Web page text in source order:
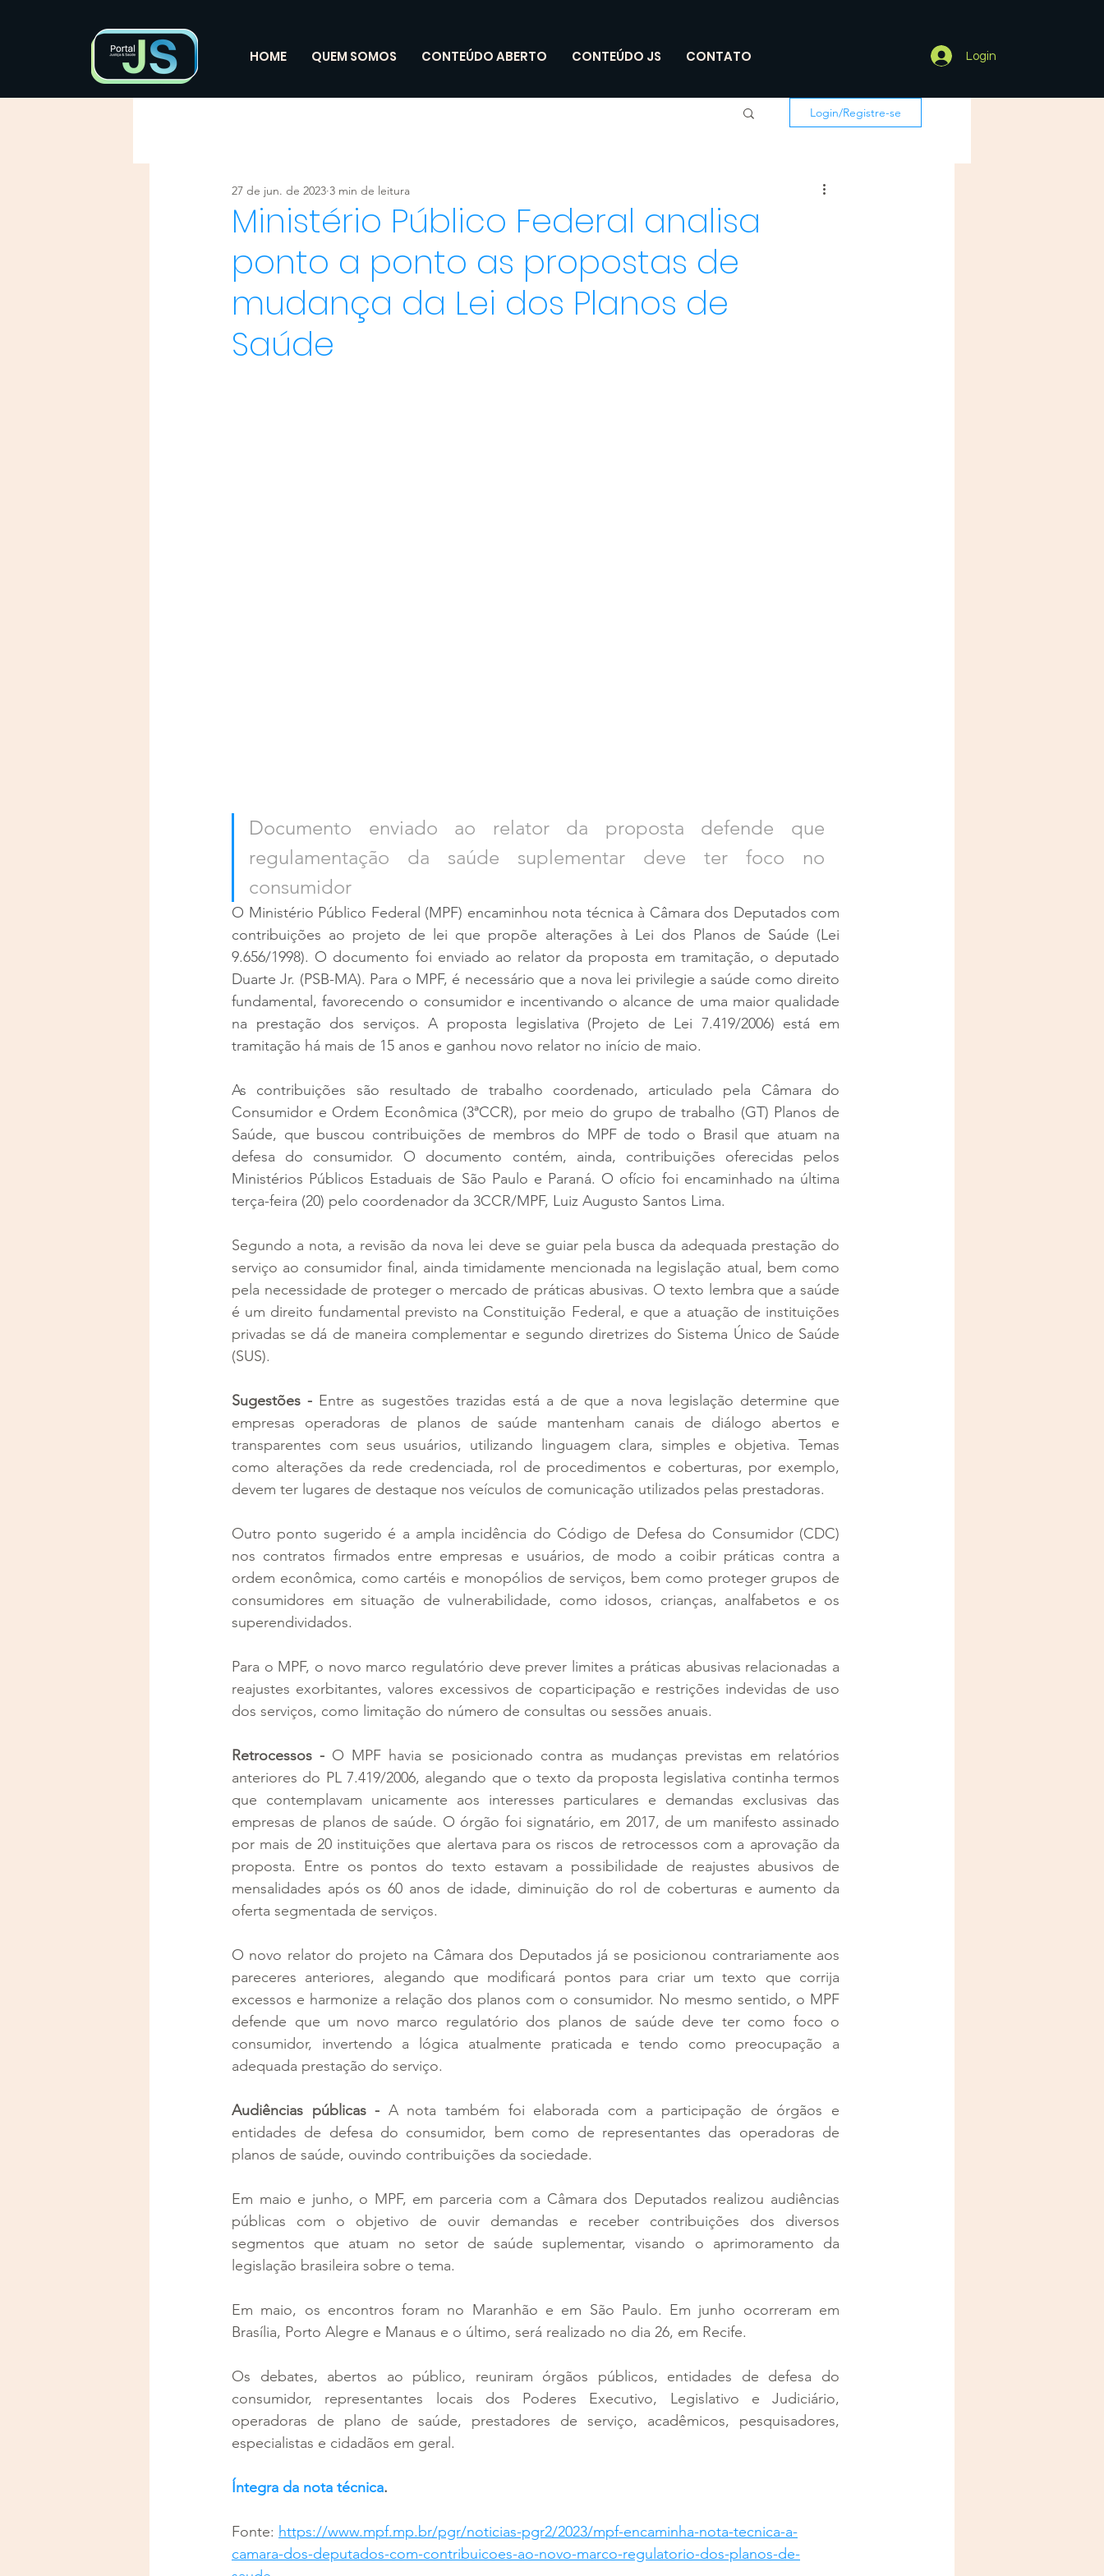
HOME QUEM SOMOS CONTEÚDO ABERTO CONTEÚDO JS CONTATO Login
Login/Registre-se
Ministério Público Federal analisa
ponto a ponto as propostas de
mudança da Lei dos Planos de
Saúde
27 de jun. de 2023 3 min de leitura
Documento enviado ao relator da proposta defende que
regulamentação da saúde suplementar deve ter foco no
consumidor
O Ministério Público Federal (MPF) encaminhou nota técnica à Câmara dos Deputados com
contribuições ao projeto de lei que propõe alterações à Lei dos Planos de Saúde (Lei
9.656/1998). O documento foi enviado ao relator da proposta em tramitação, o deputado
Duarte Jr. (PSB-MA). Para o MPF, é necessário que a nova lei privilegie a saúde como direito
fundamental, favorecendo o consumidor e incentivando o alcance de uma maior qualidade
na prestação dos serviços. A proposta legislativa (Projeto de Lei 7.419/2006) está em
tramitação há mais de 15 anos e ganhou novo relator no início de maio.
As contribuições são resultado de trabalho coordenado, articulado pela Câmara do
Consumidor e Ordem Econômica (3ªCCR), por meio do grupo de trabalho (GT) Planos de
Saúde, que buscou contribuições de membros do MPF de todo o Brasil que atuam na
defesa do consumidor. O documento contém, ainda, contribuições oferecidas pelos
Ministérios Públicos Estaduais de São Paulo e Paraná. O ofício foi encaminhado na última
terça-feira (20) pelo coordenador da 3CCR/MPF, Luiz Augusto Santos Lima.
Segundo a nota, a revisão da nova lei deve se guiar pela busca da adequada prestação do
serviço ao consumidor final, ainda timidamente mencionada na legislação atual, bem como
pela necessidade de proteger o mercado de práticas abusivas. O texto lembra que a saúde
é um direito fundamental previsto na Constituição Federal, e que a atuação de instituições
privadas se dá de maneira complementar e segundo diretrizes do Sistema Único de Saúde
(SUS).
Sugestões - Entre as sugestões trazidas está a de que a nova legislação determine que
empresas operadoras de planos de saúde mantenham canais de diálogo abertos e
transparentes com seus usuários, utilizando linguagem clara, simples e objetiva. Temas
como alterações da rede credenciada, rol de procedimentos e coberturas, por exemplo,
devem ter lugares de destaque nos veículos de comunicação utilizados pelas prestadoras.
Outro ponto sugerido é a ampla incidência do Código de Defesa do Consumidor (CDC)
nos contratos firmados entre empresas e usuários, de modo a coibir práticas contra a
ordem econômica, como cartéis e monopólios de serviços, bem como proteger grupos de
consumidores em situação de vulnerabilidade, como idosos, crianças, analfabetos e os
superendividados.
Para o MPF, o novo marco regulatório deve prever limites a práticas abusivas relacionadas a
reajustes exorbitantes, valores excessivos de coparticipação e restrições indevidas de uso
dos serviços, como limitação do número de consultas ou sessões anuais.
Retrocessos - O MPF havia se posicionado contra as mudanças previstas em relatórios
anteriores do PL 7.419/2006, alegando que o texto da proposta legislativa continha termos
que contemplavam unicamente aos interesses particulares e demandas exclusivas das
empresas de planos de saúde. O órgão foi signatário, em 2017, de um manifesto assinado
por mais de 20 instituições que alertava para os riscos de retrocessos com a aprovação da
proposta. Entre os pontos do texto estavam a possibilidade de reajustes abusivos de
mensalidades após os 60 anos de idade, diminuição do rol de coberturas e aumento da
oferta segmentada de serviços.
O novo relator do projeto na Câmara dos Deputados já se posicionou contrariamente aos
pareceres anteriores, alegando que modificará pontos para criar um texto que corrija
excessos e harmonize a relação dos planos com o consumidor. No mesmo sentido, o MPF
defende que um novo marco regulatório dos planos de saúde deve ter como foco o
consumidor, invertendo a lógica atualmente praticada e tendo como preocupação a
adequada prestação do serviço.
Audiências públicas - A nota também foi elaborada com a participação de órgãos e
entidades de defesa do consumidor, bem como de representantes das operadoras de
planos de saúde, ouvindo contribuições da sociedade.
Em maio e junho, o MPF, em parceria com a Câmara dos Deputados realizou audiências
públicas com o objetivo de ouvir demandas e receber contribuições dos diversos
segmentos que atuam no setor de saúde suplementar, visando o aprimoramento da
legislação brasileira sobre o tema.
Em maio, os encontros foram no Maranhão e em São Paulo. Em junho ocorreram em
Brasília, Porto Alegre e Manaus e o último, será realizado no dia 26, em Recife.
Os debates, abertos ao público, reuniram órgãos públicos, entidades de defesa do
consumidor, representantes locais dos Poderes Executivo, Legislativo e Judiciário,
operadoras de plano de saúde, prestadores de serviço, acadêmicos, pesquisadores,
especialistas e cidadãos em geral.
Íntegra da nota técnica.
Fonte: https://www.mpf.mp.br/pgr/noticias-pgr2/2023/mpf-encaminha-nota-tecnica-a-
camara-dos-deputados-com-contribuicoes-ao-novo-marco-regulatorio-dos-planos-de-